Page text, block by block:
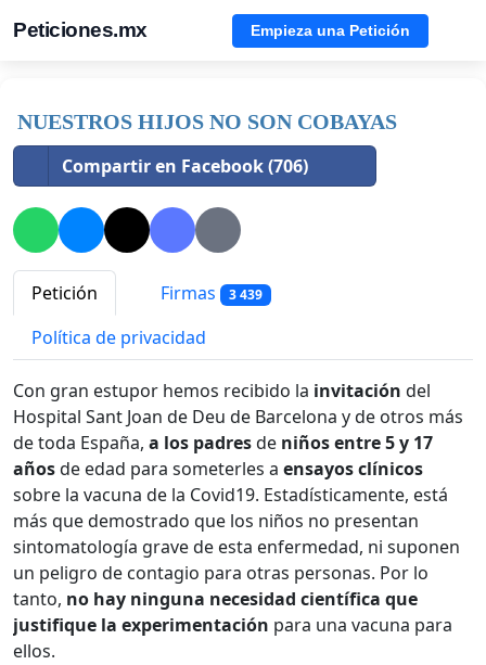
Peticiones.mx Empieza una Petición
NUESTROS HIJOS NO SON COBAYAS
Compartir en Facebook (706)
Petición Firmas 3 439
Política de privacidad
Con gran estupor hemos recibido la invitación del
Hospital Sant Joan de Deu de Barcelona y de otros más
de toda España, a los padresde niños entre 5 y 17
añosde edad para someterles a ensayos clínicos
sobre la vacuna de la Covid19. Estadísticamente, está
más que demostrado que los niños no presentan
sintomatología grave de esta enfermedad, ni suponen
un peligro de contagio para otras personas. Por lo
tanto, no hay ninguna necesidad científica que
justifique la experimentación para una vacuna para
ellos.